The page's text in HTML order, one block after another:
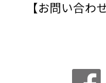
【お問い合わ